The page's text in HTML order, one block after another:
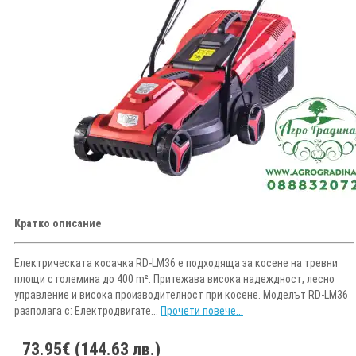
Кратко описание
Електрическата косачка RD-LM36 e подходящa за косене на тревни
площи с големина до 400 m². Притежава висока надеждност, лесно
управление и висока производителност при косене. Моделът RD-LM36
разполага с: Електродвигате... Прочети повече...
73.95€ (144.63 лв.)